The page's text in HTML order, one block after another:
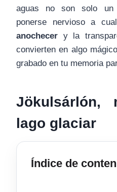
aguas no son solo un
ponerse nervioso a
anochecer y la
convierten en algo
grabado en tu memoria
Jökulsárlón,
lago glaciar
Índice de